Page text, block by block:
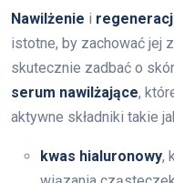
Nawilżenie i
istotne, by zachować jej
skutecznie zadbać o
serum nawilżające,
aktywne składniki takie
kwas hialuronowy,